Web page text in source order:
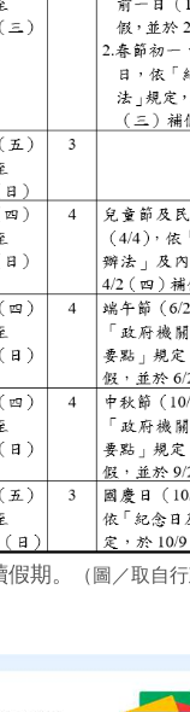
期。
（圖／取自